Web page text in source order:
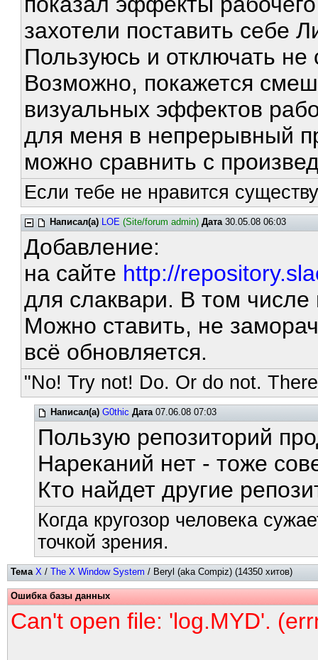
захотели поставить себе
Пользуюсь и отключать не
Возможно, покажется
визуальных эффектов
для меня в непрерывный
можно сравнить с
Если тебе не нравится
Написал(а) LOE (Site/forum admin) Дата30.05.08 06:03
Добавление:
на сайте http://
для слаквари. В том
Можно ставить, не
всё обновляется.
"No! Try not! Do. Or do not.
Написал(а) G0thic Дата07.06.08 07:03
Пользую репозиторий
Нареканий нет - тоже
Кто найдет другие
Когда кругозор человека
точкой зрения.
Тема X / The X Window System / Beryl (aka Compiz) (14350 хитов)
Ошибка базы данных
Can't open file: 'log.MYD'.